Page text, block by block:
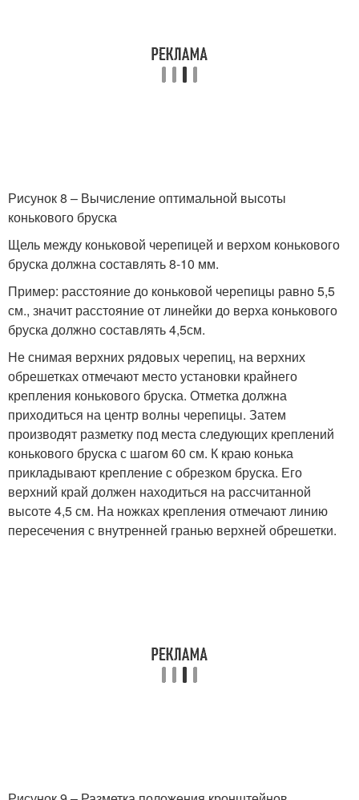
Рисунок 8 – Вычисление оптимальной высоты
конькового бруска
Щель между коньковой черепицей и верхом конькового
бруска должна составлять 8-10 мм.
Пример: расстояние до коньковой черепицы равно 5,5
см., значит расстояние от линейки до верха конькового
бруска должно составлять 4,5см.
Не снимая верхних рядовых черепиц, на верхних
обрешетках отмечают место установки крайнего
крепления конькового бруска. Отметка должна
приходиться на центр волны черепицы. Затем
производят разметку под места следующих креплений
конькового бруска с шагом 60 см. К краю конька
прикладывают крепление с обрезком бруска. Его
верхний край должен находиться на рассчитанной
высоте 4,5 см. На ножках крепления отмечают линию
пересечения с внутренней гранью верхней обрешетки.